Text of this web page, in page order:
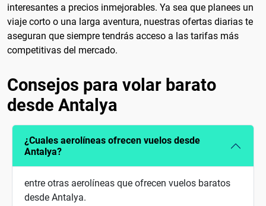
interesantes a precios inmejorables. Ya sea que planees un
viaje corto o una larga aventura, nuestras ofertas diarias te
aseguran que siempre tendrás acceso a las tarifas más
competitivas del mercado.
Consejos para volar barato
desde Antalya
¿Cuales aerolíneas ofrecen vuelos desde
Antalya?
entre otras aerolíneas que ofrecen vuelos baratos
desde Antalya.